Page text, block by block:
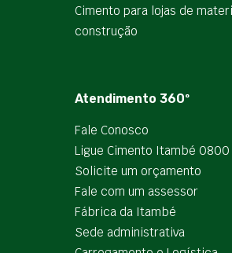
Cimento para lojas de
construção
Atendimento 360º
Fale Conosco
Ligue Cimento Itambé 0800
Solicite um orçamento
Fale com um assessor
Fábrica da Itambé
Sede administrativa